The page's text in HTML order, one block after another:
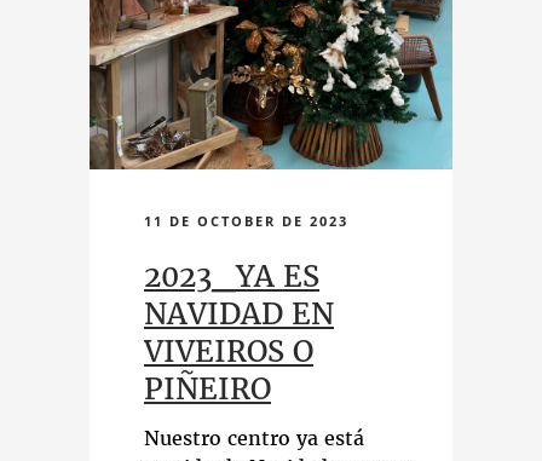
11 DE OCTOBER DE 2023
2023_YA ES
NAVIDAD EN
VIVEIROS O
PIÑEIRO
Nuestro centro ya está